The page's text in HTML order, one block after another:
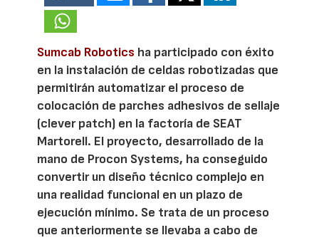
Sumcab Robotics ha participado con éxito
en la instalación de celdas robotizadas que
permitirán automatizar el proceso de
colocación de parches adhesivos de sellaje
(clever patch) en la factoría de SEAT
Martorell. El proyecto, desarrollado de la
mano de Procon Systems, ha conseguido
convertir un diseño técnico complejo en
una realidad funcional en un plazo de
ejecución mínimo. Se trata de un proceso
que anteriormente se llevaba a cabo de